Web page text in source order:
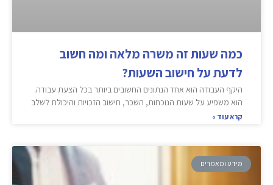
כמה שעות זה משרה מלאה ומה חשוב
לדעת על חישוב השעות?
היקף העבודה הוא אחד הנתונים החשובים ביותר בכל הצעת עבודה.
הוא משפיע על שעות הנוכחות, השכר, חישוב הזכויות והיכולת לשלב
קרא עוד »
מידע ומאמרים